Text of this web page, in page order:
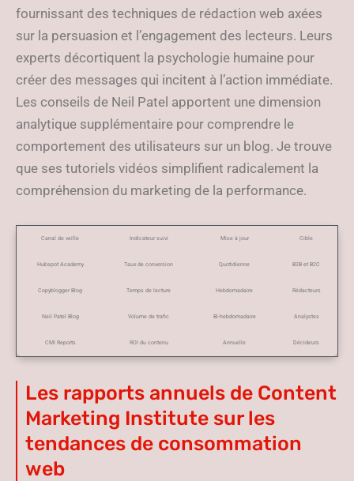
fournissant des techniques de rédaction web axées
sur la persuasion et l’engagement des lecteurs. Leurs
experts décortiquent la psychologie humaine pour
créer des messages qui incitent à l’action immédiate.
Les conseils de Neil Patel apportent une dimension
analytique supplémentaire pour comprendre le
comportement des utilisateurs sur un blog. Je trouve
que ses tutoriels vidéos simplifient radicalement la
compréhension du marketing de la performance.
Canal de veille Indicateur suivi Mise à jour Cible
Hubspot Academy Taux de conversion Quotidienne B2B et B2C
Copyblogger Blog Temps de lecture Hebdomadaire Rédacteurs
Neil Patel Blog Volume de trafic Bi-hebdomadaire Analystes
CMI Reports ROI du contenu Annuelle Décideurs
Les rapports annuels de Content
Marketing Institute sur les
tendances de consommation
web